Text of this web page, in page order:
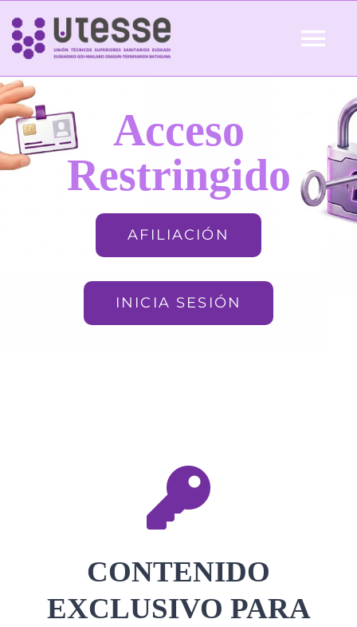
Skip
content
Inicio
QUIÉNES SOMOS Acceso
Restringido
AFILIACIÓN
INICIA SESIÓN
CONTENIDO
EXCLUSIVO PARA